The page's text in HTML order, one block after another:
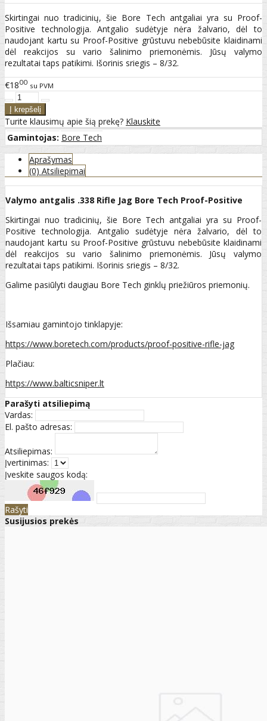
Skirtingai nuo tradicinių, šie Bore Tech antgaliai yra su Proof-
Positive technologija. Antgalio sudėtyje nėra žalvario, dėl to
naudojant kartu su Proof-Positive grūstuvu nebebūsite klaidinami
dėl reakcijos su vario šalinimo priemonėmis. Jūsų valymo
rezultatai taps patikimi. Išorinis sriegis – 8/32.
€1800 su PVM
Turite klausimų apie šią prekę? Klauskite
Gamintojas: Bore Tech
Aprašymas
(0) Atsiliepimai
Valymo antgalis .338 Rifle Jag Bore Tech Proof-Positive
Skirtingai nuo tradicinių, šie Bore Tech antgaliai yra su Proof-
Positive technologija. Antgalio sudėtyje nėra žalvario, dėl to
naudojant kartu su Proof-Positive grūstuvu nebebūsite klaidinami
dėl reakcijos su vario šalinimo priemonėmis. Jūsų valymo
rezultatai taps patikimi. Išorinis sriegis – 8/32.
Galime pasiūlyti daugiau Bore Tech ginklų priežiūros priemonių.
Išsamiau gamintojo tinklapyje:
https://www.boretech.com/products/proof-positive-rifle-jag
Plačiau:
https://www.balticsniper.lt
Parašyti atsiliepimą
Vardas:
El. pašto adresas:
Atsiliepimas:
Įvertinimas:
Įveskite saugos kodą:
Rašyti
Susijusios prekės